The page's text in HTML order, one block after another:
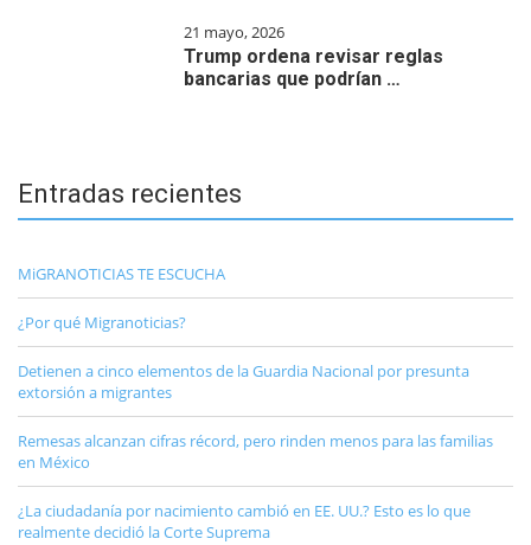
21 mayo, 2026
Trump ordena revisar reglas
bancarias que podrían …
Entradas recientes
MiGRANOTICIAS TE ESCUCHA
¿Por qué Migranoticias?
Detienen a cinco elementos de la Guardia Nacional por presunta
extorsión a migrantes
Remesas alcanzan cifras récord, pero rinden menos para las familias
en México
¿La ciudadanía por nacimiento cambió en EE. UU.? Esto es lo que
realmente decidió la Corte Suprema